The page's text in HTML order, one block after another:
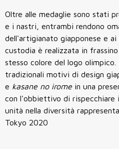
Oltre alle medaglie sono stati
e i nastri, entrambi rendono
dell'artigianato giapponese e ai
custodia è realizzata in
stesso colore del logo olimpico.
tradizionali motivi di design
e kasane no irome in una
con l'obbiettivo di rispecchiare
unità nella diversità
Tokyo 2020